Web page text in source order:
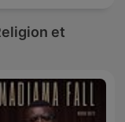
et